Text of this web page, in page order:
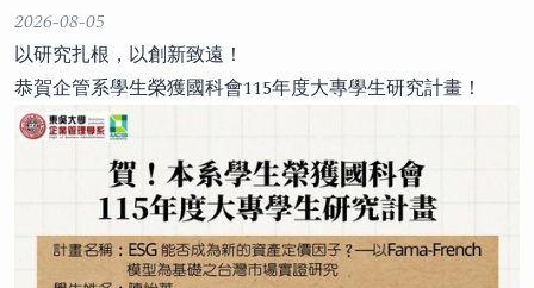
2026-08-05
以研究扎根，以創新致遠！
恭賀企管系學生榮獲國科會115年度大專學生研究計畫！